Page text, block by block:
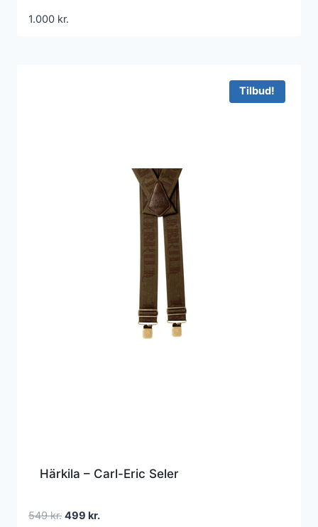
1.000 kr.
Tilbud!
Härkila – Carl-Eric Seler
549kr. Den
499 kr.Den